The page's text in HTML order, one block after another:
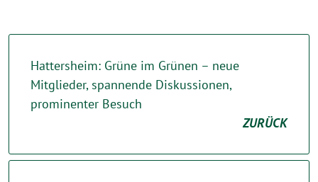
Hattersheim: Grüne im Grünen – neue
Mitglieder, spannende Diskussionen,
prominenter Besuch
ZURÜCK